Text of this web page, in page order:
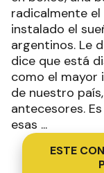
radicalmente el
instalado el
argentinos. Le
dice que está
como el mayor
de nuestro
antecesores.
esas ...
ESTE